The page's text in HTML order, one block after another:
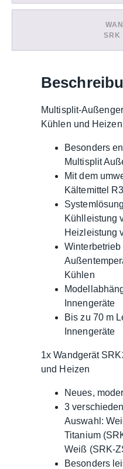
SRK
Multisplit-
Kühlen und Heizen
Besonders
Multisplit
Mit dem
Kältemittel
Kühlleistung
Heizleistung
Winterbetrieb
Kühlen
Innengeräte
Bis zu 70 m
Innengeräte
1x Wandgerät
und Heizen
Neues,
3
Auswahl:
Titanium
Weiß (SRK-
Besonders